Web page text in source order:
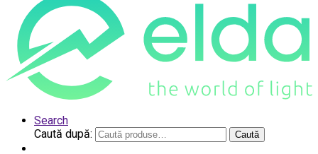
Search
Caută după:
Caută